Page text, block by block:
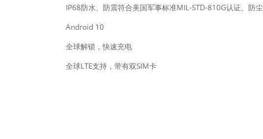
IP68防水、防震符合美国军事标准MIL-STD-810G认证、防尘
Android 10
全球解锁，快速充电
全球LTE支持，带有双SIM卡